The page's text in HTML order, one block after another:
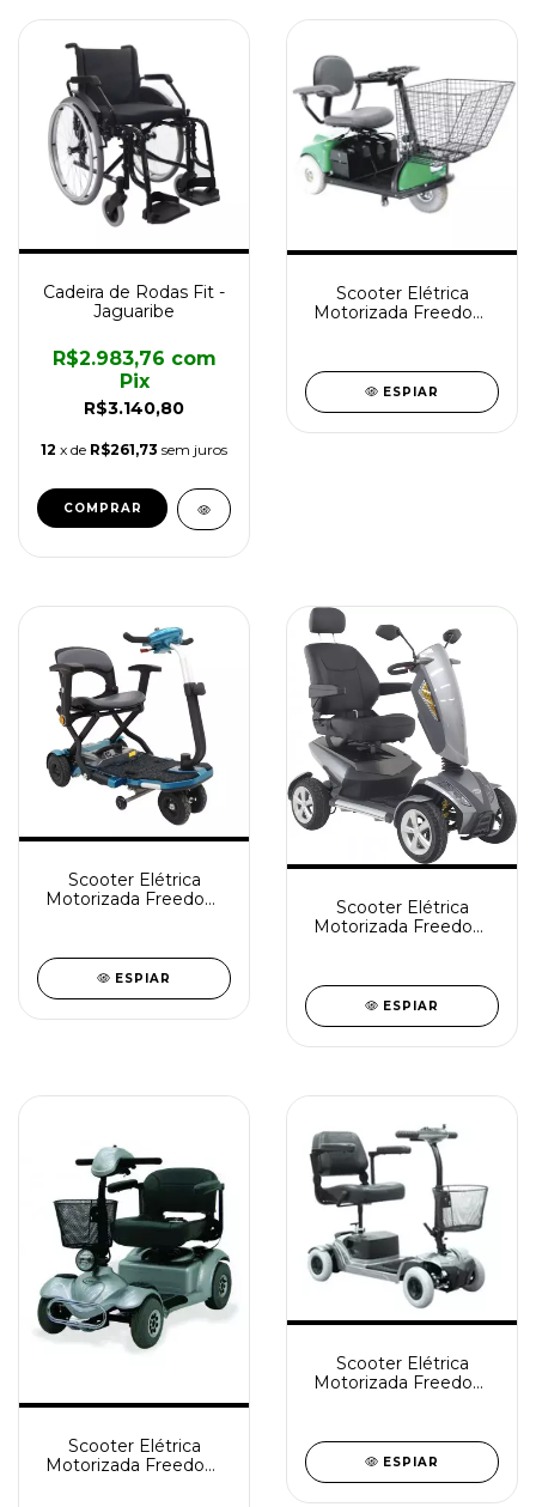
Cadeira de Rodas Fit -
Jaguaribe
R$3.140,80
R$2.983,76 com
Pix
12 x de R$261,73 sem juros
Scooter Elétrica
Motorizada Freedom
ESPIAR
Scooter Elétrica
Motorizada Freedom
ESPIAR
Scooter Elétrica
Motorizada Freedom
ESPIAR
Scooter Elétrica
Motorizada Freedom
Scooter Elétrica
Motorizada Freedom
ESPIAR